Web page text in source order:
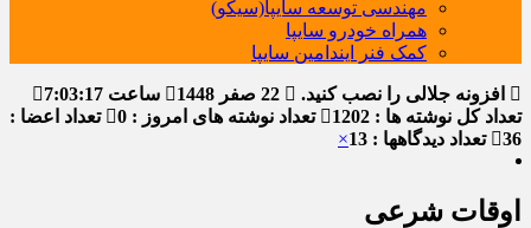
مهندسی توسعه سایپا(سیکو)
همراه خودرو سایپا
کمک فنر ایندامین سایپا
افزونه جلالی را نصب کنید. ساعت 7:03:18
تعداد کل نوشته ها : 1202
تعداد نوشته های امروز : 0
تعداد اعضا :
36
تعداد دیدگاهها : 13 ×
اوقات شرعی